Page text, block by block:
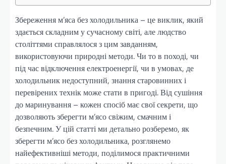
Збереження м’яса без холодильника – це виклик, який
здається складним у сучасному світі, але людство
століттями справлялося з цим завданням,
використовуючи природні методи. Чи то в поході, чи
під час відключення електроенергії, чи в умовах, де
холодильник недоступний, знання старовинних і
перевірених технік може стати в пригоді. Від сушіння
до маринування – кожен спосіб має свої секрети, що
дозволяють зберегти м’ясо свіжим, смачним і
безпечним. У цій статті ми детально розберемо, як
зберегти м’ясо без холодильника, розглянемо
найефективніші методи, поділимося практичними